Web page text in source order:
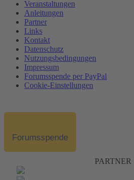
Veranstaltungen
Anleitungen
Partner
Links
Kontakt
Datenschutz
Nutzungsbedingungen
Impressum
Forumsspende per PayPal
Cookie-Einstellungen
Forumsspende
PARTNER